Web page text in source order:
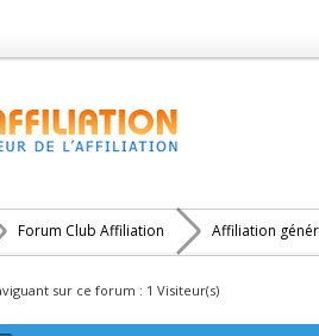
Forum Club Affiliation Affiliation
sur ce forum : 1 Visiteur(s)